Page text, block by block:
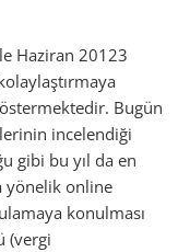
Haziran 20123
Bugün
incelendiği
gibi bu yıl da en
yönelik online
konulması
(vergi